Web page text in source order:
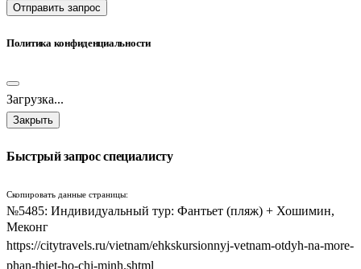
Отправить запрос
Политика конфиденциальности
Загрузка...
Закрыть
Быстрый запрос специалисту
Скопировать данные страницы:
№5485: Индивидуальный тур: Фантьет (пляж) + Хошимин,
Меконг
https://citytravels.ru/vietnam/ehkskursionnyj-vetnam-otdyh-na-more-
phan-thiet-ho-chi-minh.shtml